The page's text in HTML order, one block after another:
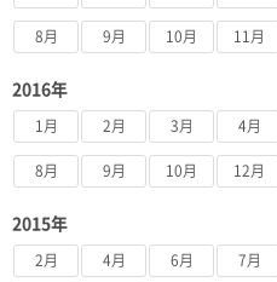
8月 9月 10月 11月
2016年
1月 2月 3月 4月
8月 9月 10月 12月
2015年
2月 4月 6月 7月